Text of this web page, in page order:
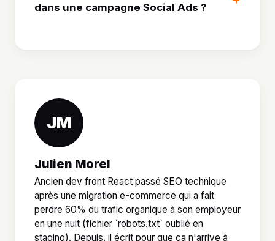
dans une campagne Social Ads ?
JM
Julien Morel
Ancien dev front React passé SEO technique
après une migration e-commerce qui a fait
perdre 60% du trafic organique à son employeur
en une nuit (fichier `robots.txt` oublié en
staging). Depuis, il écrit pour que ça n'arrive à